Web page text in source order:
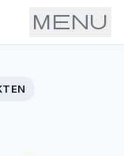
menu